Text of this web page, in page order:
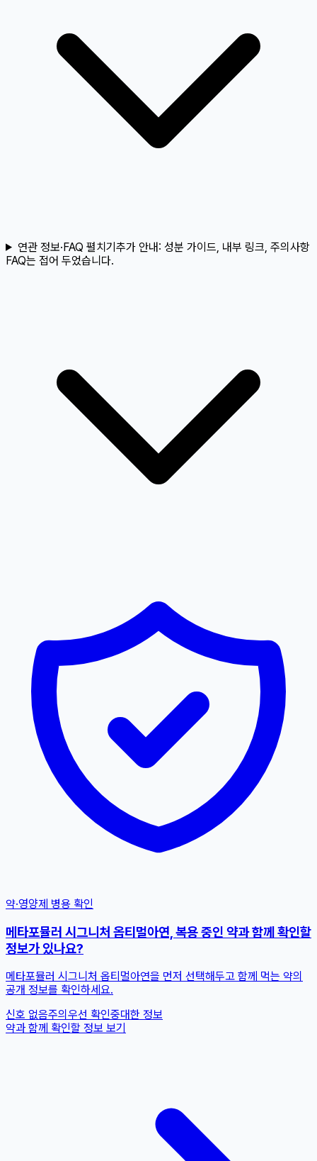
연관 정보·FAQ 펼치기추가 안내: 성분 가이드, 내부 링크, 주의사항
FAQ는 접어 두었습니다.
약·영양제 병용 확인
메타포뮬러 시그니처 옵티멀아연, 복용 중인 약과 함께 확인할
정보가 있나요?
메타포뮬러 시그니처 옵티멀아연을 먼저 선택해두고 함께 먹는 약의
공개 정보를 확인하세요.
신호 없음주의 우선 확인중대한 정보
약과 함께 확인할 정보 보기